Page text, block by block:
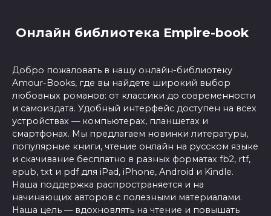
Онлайн библиотека Empire-book
Добро пожаловать в нашу онлайн-библиотеку
Amour-Books, где вы найдете широкий выбор
любовных романов: от классики до современности
и самоиздата. Удобный интерфейс доступен на всех
устройствах — компьютерах, планшетах и
смартфонах. Мы предлагаем новинки литературы,
популярные книги, чтение онлайн на русском языке
и скачивание бесплатно в разных форматах fb2, rtf,
epub, txt и pdf для iPad, iPhone, Android и Kindle.
Наша поддержка распространяется и на
начинающих авторов с полезными материалами.
Наша цель — вдохновлять на чтение и повышать